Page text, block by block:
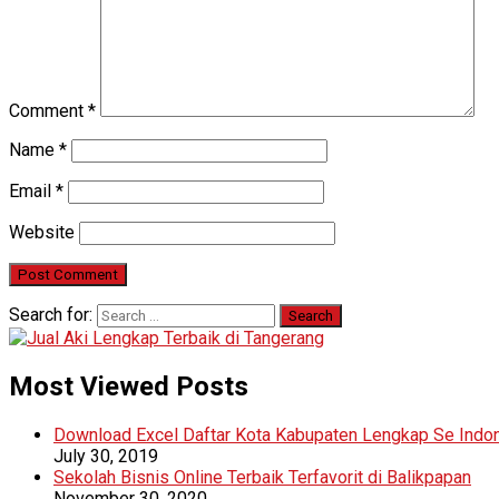
Comment *
Name *
Email *
Website
Search for:
Most Viewed Posts
Download Excel Daftar Kota Kabupaten Lengkap Se
July 30, 2019
Sekolah Bisnis Online Terbaik Terfavorit di Balikpapan